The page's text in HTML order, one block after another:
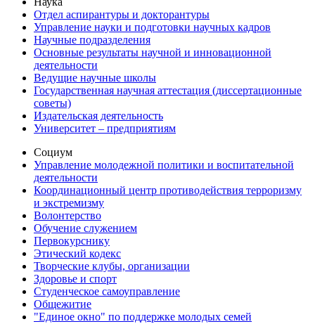
Отдел аспирантуры и докторантуры
Управление науки и подготовки научных кадров
Научные подразделения
Основные результаты научной и инновационной
деятельности
Ведущие научные школы
Государственная научная аттестация (диссертационные
советы)
Издательская деятельность
Университет – предприятиям
Социум
Управление молодежной политики и воспитательной
деятельности
Координационный центр противодействия терроризму
и экстремизму
Волонтерство
Обучение служением
Первокурснику
Этический кодекс
Творческие клубы, организации
Здоровье и спорт
Студенческое самоуправление
Общежитие
"Единое окно" по поддержке молодых семей